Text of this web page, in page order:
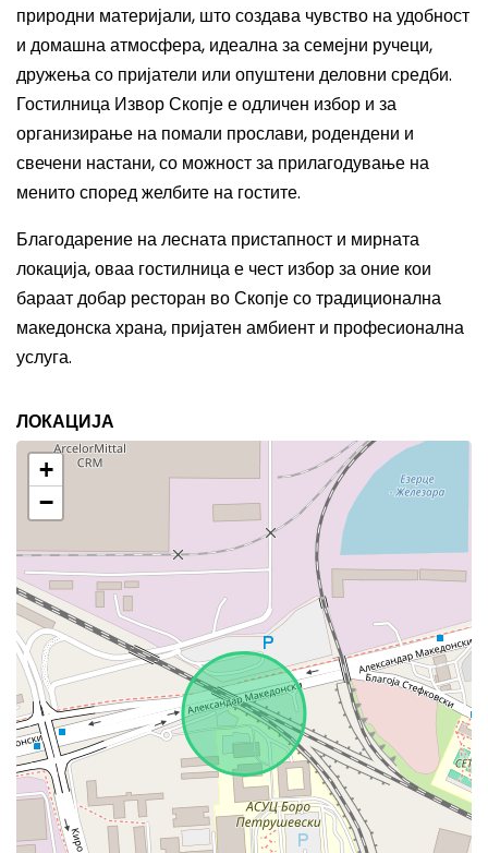
природни материјали, што создава чувство на удобност
и домашна атмосфера, идеална за семејни ручеци,
дружења со пријатели или опуштени деловни средби.
Гостилница Извор Скопје е одличен избор и за
организирање на помали прослави, родендени и
свечени настани, со можност за прилагодување на
менито според желбите на гостите.
Благодарение на лесната пристапност и мирната
локација, оваа гостилница е чест избор за оние кои
бараат добар ресторан во Скопје со традиционална
македонска храна, пријатен амбиент и професионална
услуга.
ЛОКАЦИЈА
+
−